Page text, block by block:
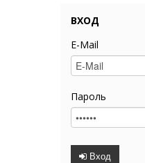
ВХОД
E-Mail
Пароль
Вход